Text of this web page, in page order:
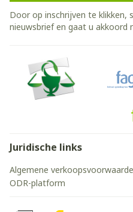
Door op inschrijven te klikken,
nieuwsbrief en gaat u akkoord
Juridische links
Algemene
ODR-platform